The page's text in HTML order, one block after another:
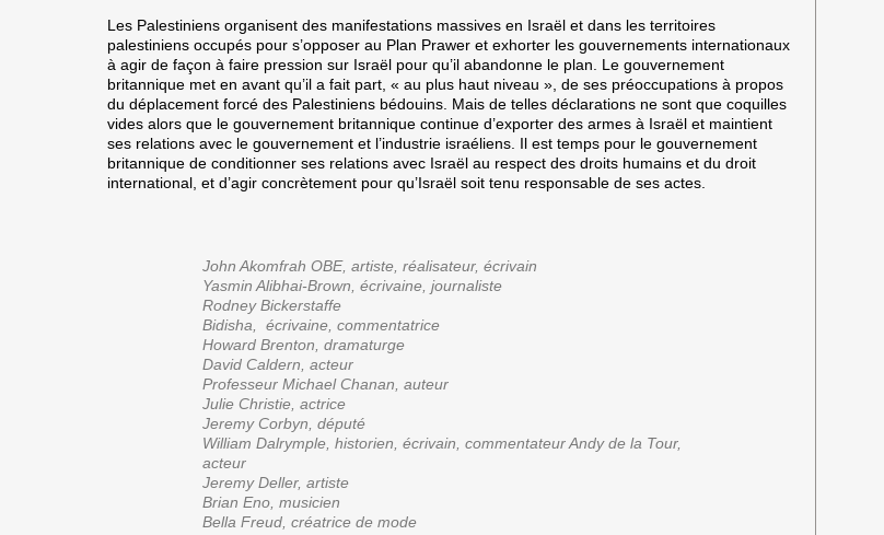
Les Palestiniens organisent des manifestations massives en Israël et dans les territoires
palestiniens occupés pour s’opposer au Plan Prawer et exhorter les gouvernements internationaux
à agir de façon à faire pression sur Israël pour qu’il abandonne le plan. Le gouvernement
britannique met en avant qu’il a fait part, « au plus haut niveau », de ses préoccupations à propos
du déplacement forcé des Palestiniens bédouins. Mais de telles déclarations ne sont que coquilles
vides alors que le gouvernement britannique continue d’exporter des armes à Israël et maintient
ses relations avec le gouvernement et l’industrie israéliens. Il est temps pour le gouvernement
britannique de conditionner ses relations avec Israël au respect des droits humains et du droit
international, et d’agir concrètement pour qu’Israël soit tenu responsable de ses actes.
John Akomfrah OBE, artiste, réalisateur, écrivain
Yasmin Alibhai-Brown, écrivaine, journaliste
Rodney Bickerstaffe
Bidisha, écrivaine, commentatrice
Howard Brenton, dramaturge
David Caldern, acteur
Professeur Michael Chanan, auteur
Julie Christie, actrice
Jeremy Corbyn, député
William Dalrymple, historien, écrivain, commentateur Andy de la Tour,
acteur
Jeremy Deller, artiste
Brian Eno, musicien
Bella Freud, créatrice de mode